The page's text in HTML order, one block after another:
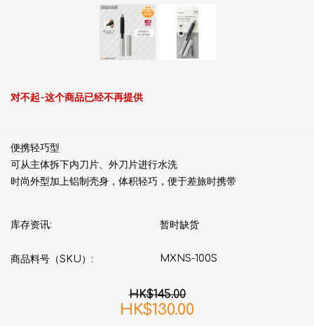
对不起-这个商品已经不再提供
便携轻巧型
可从主体拆下内刀片、外刀片进行水洗
时尚外型加上铝制壳身，体积轻巧，便于差旅时携带
库存资讯: 暂时缺货
商品料号（SKU）: MXNS-100S
HK$145.00
HK$130.00